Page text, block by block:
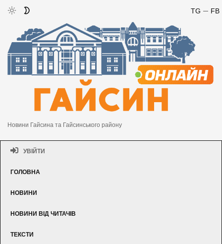
FB
TG
Новини Гайсина та Гайсинського району
УВІЙТИ
ГОЛОВНА
НОВИНИ
НОВИНИ ВІД ЧИТАЧІВ
ТЕКСТИ